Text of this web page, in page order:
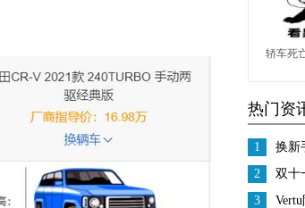
轿车死
热门资
1
换新
南收
2
双十
的
3